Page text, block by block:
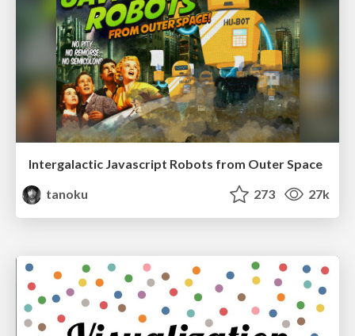
Intergalactic Javascript Robots from Outer Space
tanoku
273 27k